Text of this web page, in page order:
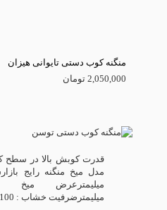
منگنه کوب دستی تایوانی هیزان
2,050,000 تومان
قدرت کوبش بالا در سطح
میلیمترضرفیت خشاب : 100 ع..